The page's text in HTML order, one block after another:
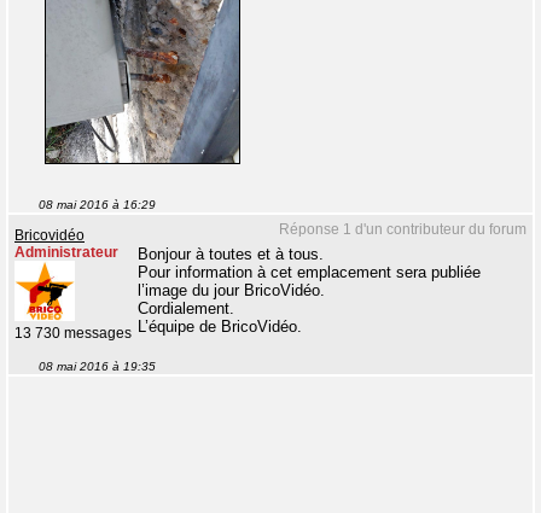
08 mai 2016 à 16:29
Réponse 1 d'un contributeur du forum
Bricovidéo
Administrateur
13 730 messages
Bonjour à toutes et à tous.
Pour information à cet emplacement sera publiée
l’image du jour BricoVidéo.
Cordialement.
L’équipe de BricoVidéo.
08 mai 2016 à 19:35